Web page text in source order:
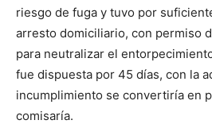
riesgo de fuga y tuvo por
arresto domiciliario, con permiso
para neutralizar el
fue dispuesta por 45 días, con la
incumplimiento se convertiría en
comisaría.